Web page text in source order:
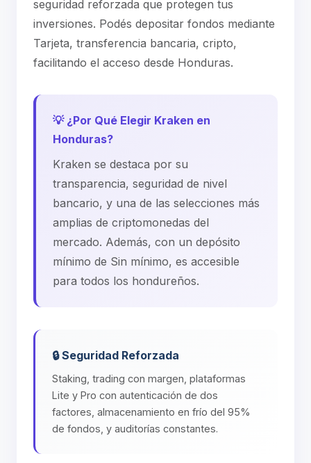
seguridad reforzada que protegen tus
inversiones. Podés depositar fondos mediante
Tarjeta, transferencia bancaria, cripto,
facilitando el acceso desde Honduras.
💡 ¿Por Qué Elegir Kraken en
Honduras?
Kraken se destaca por su
transparencia, seguridad de nivel
bancario, y una de las selecciones más
amplias de criptomonedas del
mercado. Además, con un depósito
mínimo de Sin mínimo, es accesible
para todos los hondureños.
🔒 Seguridad Reforzada
Staking, trading con margen, plataformas
Lite y Pro con autenticación de dos
factores, almacenamiento en frío del 95%
de fondos, y auditorías constantes.